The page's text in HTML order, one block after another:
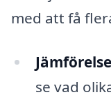
med att få
se vad